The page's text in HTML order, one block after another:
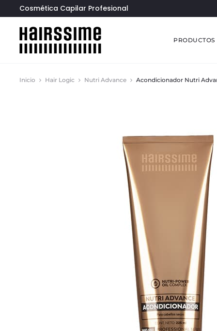
Cosmética Capilar Profesional
PRODUCTOS
Inicio Hair Logic Nutri Advance Acondicionador Nutri